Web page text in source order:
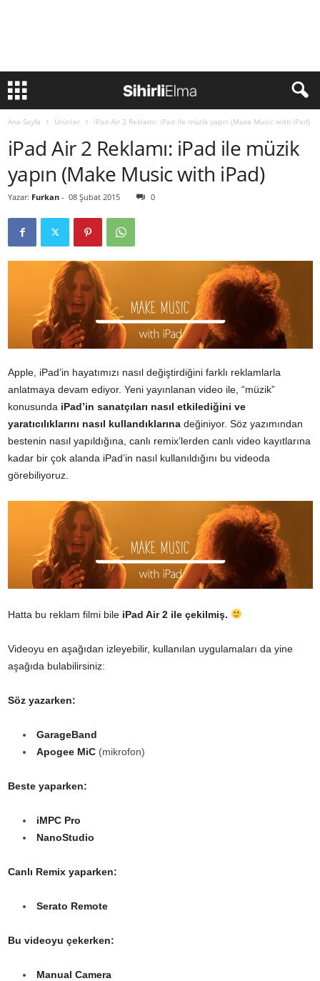
Ana Sayfa Ürünler iPad Air 2 Reklamı: iPad ile müzik yapın (Make Music with iPad)
iPad Air 2 Reklamı: iPad ile müzik
yapın (Make Music with iPad)
Yazar: Furkan - 08 Şubat 2015 0
Apple, iPad’in hayatımızı nasıl değiştirdiğini farklı reklamlarla
anlatmaya devam ediyor. Yeni yayınlanan video ile, “müzik”
konusunda iPad’in sanatçıları nasıl etkilediğini ve
yaratıcılıklarını nasıl kullandıklarına değiniyor. Söz yazımından
bestenin nasıl yapıldığına, canlı remix’lerden canlı video kayıtlarına
kadar bir çok alanda iPad’in nasıl kullanıldığını bu videoda
görebiliyoruz.
Hatta bu reklam filmi bile iPad Air 2 ile çekilmiş.
Videoyu en aşağıdan izleyebilir, kullanılan uygulamaları da yine
aşağıda bulabilirsiniz:
Söz yazarken:
GarageBand
Apogee MiC (mikrofon)
Beste yaparken:
iMPC Pro
NanoStudio
Canlı Remix yaparken:
Serato Remote
Bu videoyu çekerken:
Manual Camera